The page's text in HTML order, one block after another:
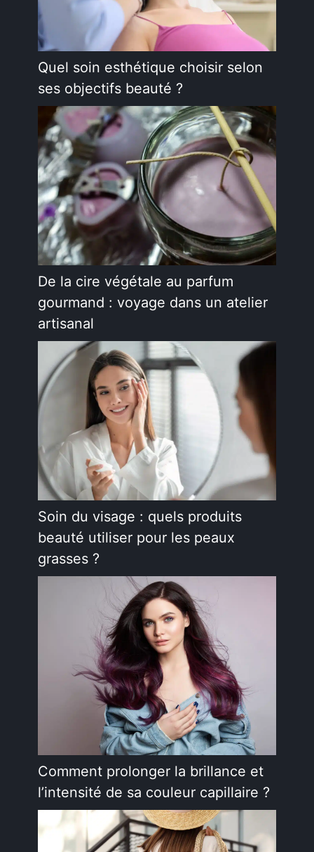
Quel soin esthétique choisir selon
ses objectifs beauté ?
De la cire végétale au parfum
gourmand : voyage dans un atelier
artisanal
Soin du visage : quels produits
beauté utiliser pour les peaux
grasses ?
Comment prolonger la brillance et
l’intensité de sa couleur capillaire ?